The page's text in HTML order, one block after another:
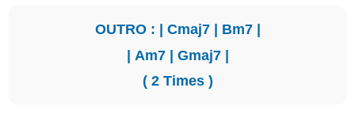
OUTRO : | Cmaj7| Bm7|
| Am7| Gmaj7|
( 2 Times )